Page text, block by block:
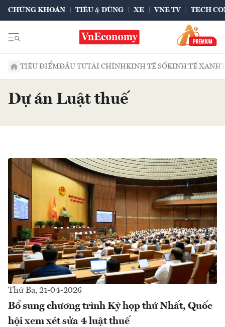
CHỨNG KHOÁN TIÊU & DÙNG XE VNE TV TECH
TIÊU ĐIỂMĐẦU TƯTÀI CHÍNHKINH TẾ SỐKINH TẾ XANH
Dự án Luật thuế
Thứ Ba, 21-04-2026
Bổ sung chương trình Kỳ họp thứ Nhất, Quốc
hội xem xét sửa 4 luật thuế